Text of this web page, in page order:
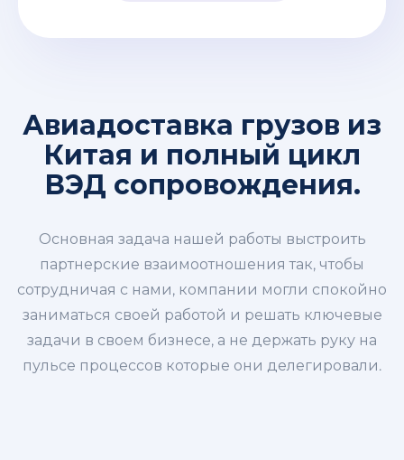
Авиадоставка грузов из
Китая и полный цикл
ВЭД сопровождения.
Основная задача нашей работы выстроить
партнерские взаимоотношения так, чтобы
сотрудничая с нами, компании могли спокойно
заниматься своей работой и решать ключевые
задачи в своем бизнесе, а не держать руку на
пульсе процессов которые они делегировали.